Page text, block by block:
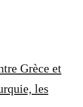
Grèce et
les